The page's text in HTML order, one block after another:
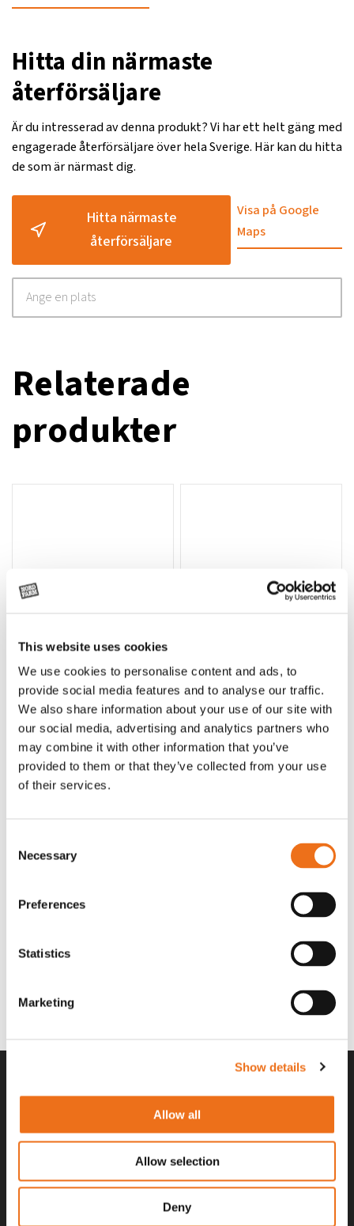
This website uses cookies
We use cookies to personalise content and ads, to
provide social media features and to analyse our traffic.
We also share information about your use of our site with
our social media, advertising and analytics partners who
may combine it with other information that you’ve
provided to them or that they’ve collected from your use
of their services.
Selection
Necessary
Preferences
Statistics
Marketing
Show details
Allow all
Allow selection
Deny
Hitta din närmaste
återförsäljare
Är du intresserad av denna produkt? Vi har ett helt gäng med
engagerade återförsäljare över hela Sverige. Här kan du hitta
de som är närmast dig.
Hitta närmaste
återförsäljare
Visa på Google
Maps
Relaterade
produkter
Lägg till i varukorg
Rotor, komplett med slagor
OR80013456G
(ex. moms)
Grön truckknapp
A00220
kr (ex. moms)
Lägg till i varukorg
Rotor teeth 8t/6k 7.5Gr/8 R6/14 Rotor teeth 8t/6k 0Gr/8 R6/14
Alla priser på tillbehör och tillval gäller vid köp av ny maskin. Priserna
gäller inte vid köp av enskild produkt, till exempel